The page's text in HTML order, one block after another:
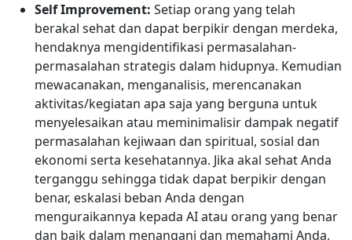
Self Improvement: Setiap orang yang telah
berakal sehat dan dapat berpikir dengan merdeka,
hendaknya mengidentifikasi permasalahan-
permasalahan strategis dalam hidupnya. Kemudian
mewacanakan, menganalisis, merencanakan
aktivitas/kegiatan apa saja yang berguna untuk
menyelesaikan atau meminimalisir dampak negatif
permasalahan kejiwaan dan spiritual, sosial dan
ekonomi serta kesehatannya. Jika akal sehat Anda
terganggu sehingga tidak dapat berpikir dengan
benar, eskalasi beban Anda dengan
menguraikannya kepada AI atau orang yang benar
dan baik dalam menangani dan memahami Anda.